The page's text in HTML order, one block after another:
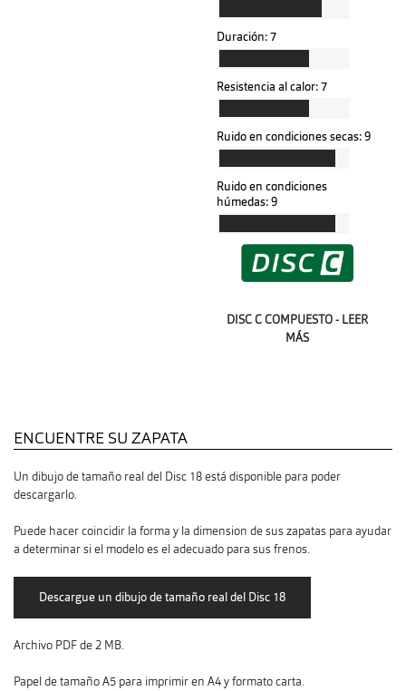
Duración:7
Resistencia al calor:7
Ruido en condiciones secas:9
Ruido en condiciones
húmedas:9
DISC C COMPUESTO - LEER
MÁS
ENCUENTRE SU ZAPATA
Un dibujo de tamaño real del Disc 18 está disponible para poder
descargarlo.
Puede hacer coincidir la forma y la dimension de sus zapatas para ayudar
a determinar si el modelo es el adecuado para sus frenos.
Archivo PDF de 2 MB.
Papel de tamaño A5 para imprimir en A4 y formato carta.